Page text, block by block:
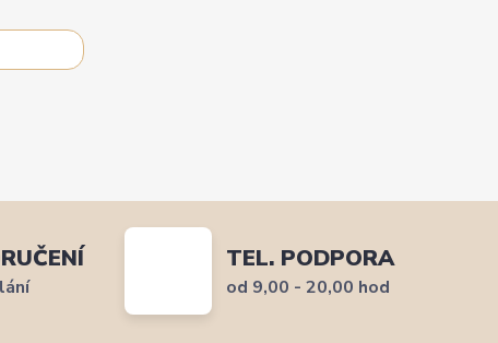
TEL. PODPORA
od 9,00 - 20,00 hod